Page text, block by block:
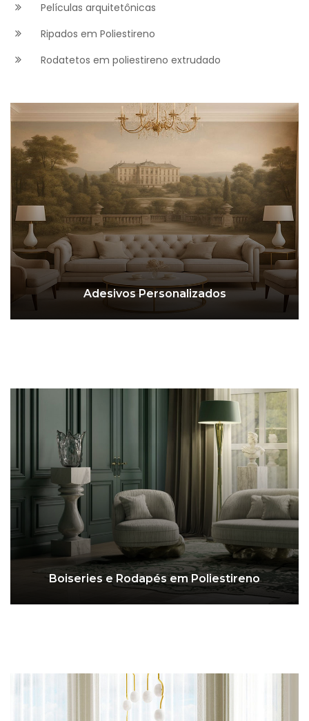
Películas arquitetônicas
Ripados em Poliestireno
Rodatetos em poliestireno extrudado
Adesivos Personalizados
Boiseries e Rodapés em Poliestireno